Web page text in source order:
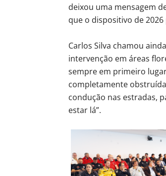
deixou uma mensagem
que o dispositivo de
Carlos Silva chamou
intervenção em áreas
sempre em primeiro
completamente
condução nas estradas,
estar lá”.